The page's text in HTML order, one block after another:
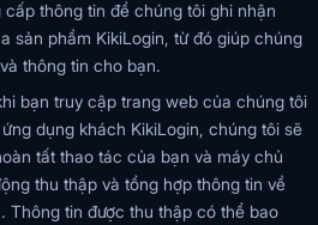
thông tin để chúng tôi ghi nhận
sản phẩm KikiLogin, từ đó giúp chúng
thông tin cho bạn.
bạn truy cập trang web của chúng tôi
dụng khách KikiLogin, chúng tôi sẽ
tất thao tác của bạn và máy chủ
thu thập và tổng hợp thông tin về
Thông tin được thu thập có thể bao